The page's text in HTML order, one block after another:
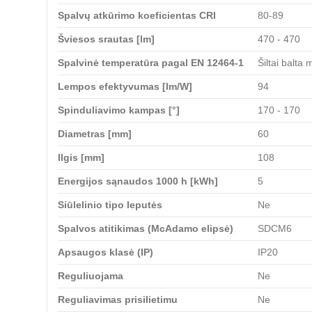
Spalvų atkūrimo koeficientas CRI 80-89
Šviesos srautas [lm] 470 - 470
Spalvinė temperatūra pagal EN 12464-1 Šiltai balta
Lempos efektyvumas [lm/W] 94
Spinduliavimo kampas [°] 170 - 170
Diametras [mm] 60
Ilgis [mm] 108
Energijos sąnaudos 1000 h [kWh] 5
Siūlelinio tipo leputės Ne
Spalvos atitikimas (McAdamo elipsė) SDCM6
Apsaugos klasė (IP) IP20
Reguliuojama Ne
Reguliavimas prisilietimu Ne